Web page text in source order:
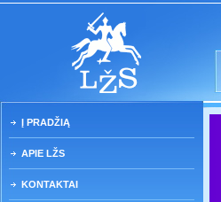
Į PRADŽIĄ
APIE LŽS
KONTAKTAI